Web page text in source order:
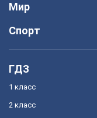
Мир
Спорт
ГДЗ
1 класс
2 класс